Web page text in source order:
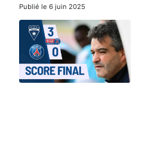
Publié le6 juin 2025